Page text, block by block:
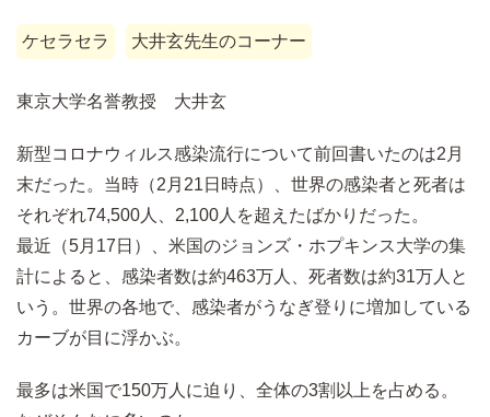
ケセラセラ 大井玄先生のコーナー
東京大学名誉教授 大井玄
新型コロナウィルス感染流行について前回書いたのは2月
末だった。当時（2月21日時点）、世界の感染者と死者は
それぞれ74,500人、2,100人を超えたばかりだった。
最近（5月17日）、米国のジョンズ・ホプキンス大学の集
計によると、感染者数は約463万人、死者数は約31万人と
いう。世界の各地で、感染者がうなぎ登りに増加している
カーブが目に浮かぶ。
最多は米国で150万人に迫り、全体の3割以上を占める。